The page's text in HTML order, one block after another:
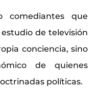
comediantes que
de televisión
conciencia, sino
de quienes
políticas.